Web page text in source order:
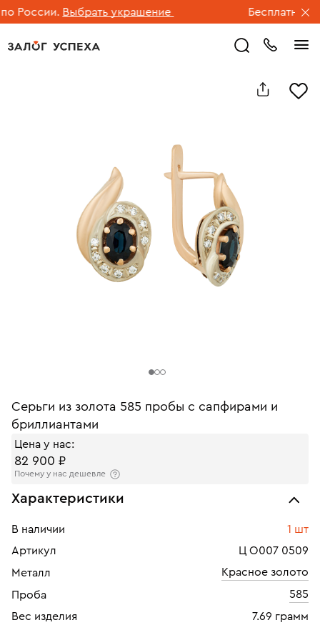
России. Выбрать украшение Бесплатная
Серьги из золота 585 пробы с сапфирами и
бриллиантами
Цена у нас:
82 900 ₽
Почему у нас дешевле
Характеристики
В наличии
1 шт
Артикул
Ц О007 0509
Металл
Красное золото
Проба
585
Вес изделия
7.69 грамм